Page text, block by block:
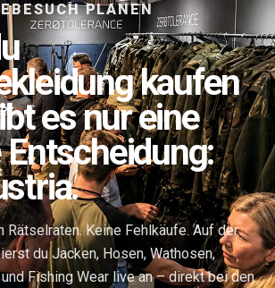
PLANEN
kaufen
es nur eine
Rätselraten. Keine Fehlkäufe. Auf der
du Jacken, Hosen, Wathosen,
Fishing Wear live an – direkt bei den